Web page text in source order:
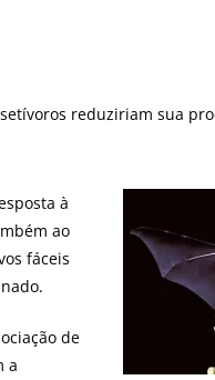
reduziriam sua
à
ao
fáceis
de
a